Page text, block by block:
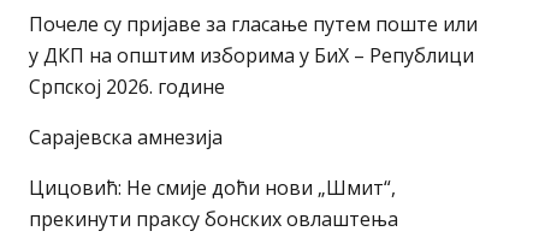
Почеле су пријаве за гласање путем поште или
у ДКП на општим изборима у БиХ – Републици
Српској 2026. године
Сарајевска амнезија
Цицовић: Не смије доћи нови „Шмит“,
прекинути праксу бонских овлаштења